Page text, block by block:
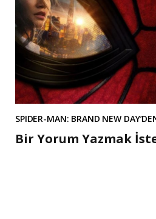
SPIDER-MAN: BRAND NEW
Bir Yorum Yazmak